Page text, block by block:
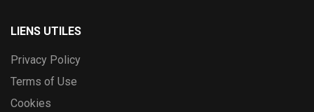
LIENS UTILES
Privacy Policy
Terms of Use
Cookies